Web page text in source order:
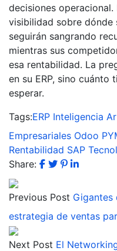
decisiones
visibilidad sobre dónde
seguirán sangrando
mientras sus
esa rentabilidad. La
en su ERP, sino cuánto
esperar.
Tags:ERP Inteligencia
Empresariales Odoo
Rentabilidad SAP
Share:
Previous Post Gigantes
estrategia de ventas
Next Post El